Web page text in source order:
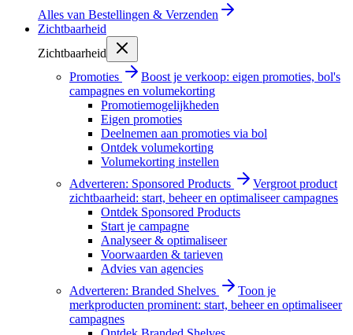
Alles van Bestellingen & Verzenden
Zichtbaarheid
Zichtbaarheid
Promoties
Boost je verkoop: eigen promoties, bol's
campagnes en volumekorting
Promotiemogelijkheden
Eigen promoties
Deelnemen aan promoties via bol
Ontdek volumekorting
Volumekorting instellen
Adverteren: Sponsored Products
Vergroot product
zichtbaarheid: start, beheer en optimaliseer campagnes
Ontdek Sponsored Products
Start je campagne
Analyseer & optimaliseer
Voorwaarden & tarieven
Advies van agencies
Adverteren: Branded Shelves
Toon je
merkproducten prominent: start, beheer en optimaliseer
campagnes